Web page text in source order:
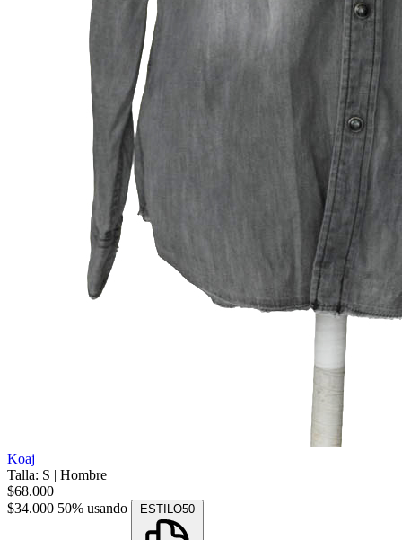
Koaj
Talla: S | Hombre
$68.000
$34.000 50% usando ESTILO50